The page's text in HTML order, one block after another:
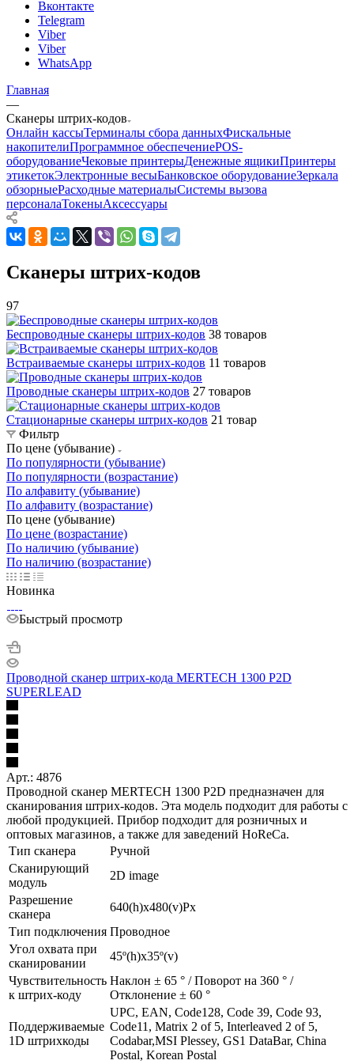
Вконтакте
Telegram
Viber
Viber
WhatsApp
Главная
—
Сканеры штрих-кодов
Онлайн кассыТерминалы сбора данныхФискальные
накопителиПрограммное обеспечениеPOS-
оборудованиеЧековые принтерыДенежные ящикиПринтеры
этикетокЭлектронные весыБанковское оборудованиеЗеркала
обзорныеРасходные материалыСистемы вызова
персоналаТокеныАксессуары
Сканеры штрих-кодов
97
Беспроводные сканеры штрих-кодов 38 товаров
Встраиваемые сканеры штрих-кодов 11 товаров
Проводные сканеры штрих-кодов 27 товаров
Стационарные сканеры штрих-кодов 21 товар
Фильтр
По цене (убывание)
По популярности (убывание)
По популярности (возрастание)
По алфавиту (убывание)
По алфавиту (возрастание)
По цене (убывание)
По цене (возрастание)
По наличию (убывание)
По наличию (возрастание)
Новинка
Быстрый просмотр
Проводной сканер штрих-кода MERTECH 1300 P2D
SUPERLEAD
Арт.: 4876
Проводной сканер MERTECH 1300 P2D предназначен для
сканирования штрих-кодов. Эта модель подходит для работы с
любой продукцией. Прибор подходит для розничных и
оптовых магазинов, а также для заведений HoReCa.
Тип сканера
Ручной
Сканирующий
модуль
2D image
Разрешение
сканера
640(h)х480(v)Px
Тип подключения Проводное
Угол охвата при
сканировании
45º(h)x35º(v)
Чувствительность
к штрих-коду
Наклон ± 65 ° / Поворот на 360 ° /
Отклонение ± 60 °
Поддерживаемые
1D штрихкоды
UPC, EAN, Code128, Code 39, Code 93,
Code11, Matrix 2 of 5, Interleaved 2 of 5,
Codabar,MSI Plessey, GS1 DataBar, China
Postal, Korean Postal